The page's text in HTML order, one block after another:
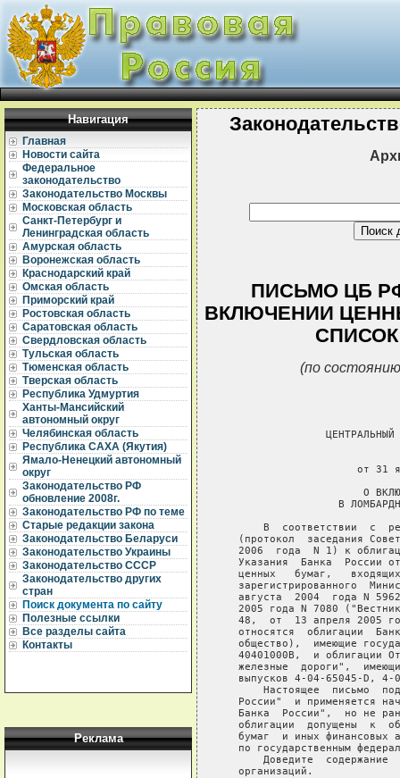
Навигация
Главная
Новости сайта
Федеральное
законодательство
Законодательство Москвы
Московская область
Санкт-Петербург и
Ленинградская область
Амурская область
Воронежская область
Краснодарский край
Омская область
Приморский край
Ростовская область
Саратовская область
Свердловская область
Тульская область
Тюменская область
Тверская область
Республика Удмуртия
Ханты-Мансийский
автономный округ
Челябинская область
Республика САХА (Якутия)
Ямало-Ненецкий автономный
округ
Законодательство РФ
обновление 2008г.
Законодательство РФ по теме
Старые редакции закона
Законодательство Беларуси
Законодательство Украины
Законодательство СССР
Законодательство других
стран
Поиск документа по сайту
Полезные ссылки
Все разделы сайта
Контакты
Реклама
ПИСЬМО ЦБ РФ
ВКЛЮЧЕНИИ
(по
от 31
О
В
В  соответствии  с
(протокол  заседания
2006  года  N 1) к
Указания  Банка  России
ценных   бумаг,
зарегистрированного
августа  2004  года N
2005 года N 7080
48,  от  13 апреля 2005
относятся  облигации
общество),  имеющие
40401000В,  и облигации
железные  дороги",
выпусков 4-04-65045-D, 4-
Настоящее  письмо
России"  и применяется
Банка  России",  но не
облигации  допущены  к
бумаг  и иных финансовых
по государственным
Доведите  содержание
   организаций.